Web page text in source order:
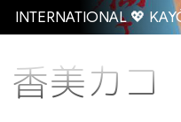
INTERNATIONAL 💖
香美カコ